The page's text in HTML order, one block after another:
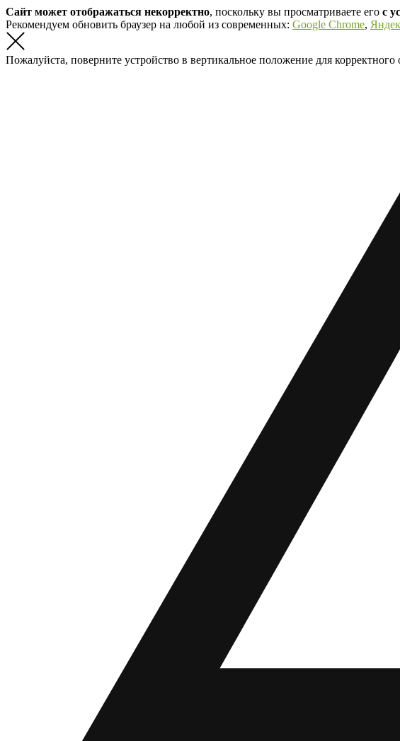
Сайт может отображаться некорректно, поскольку вы просматриваете его с
Рекомендуем обновить браузер на любой из современных: Google Chrome,
Пожалуйста, поверните устройство в вертикальное положение для корректного